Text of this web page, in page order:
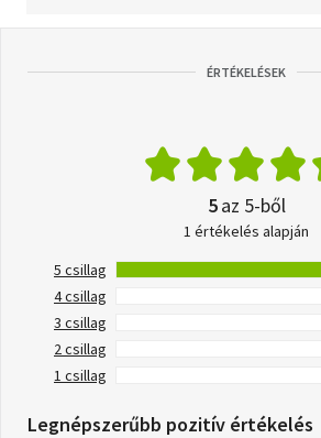
ÉRTÉKELÉSEK
5az 5-ből
1 értékelés alapján
5 csillag
4 csillag
3 csillag
2 csillag
1 csillag
Legnépszerűbb pozitív értékelés